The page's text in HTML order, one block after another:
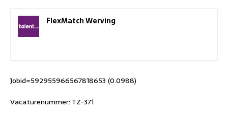
FlexMatch Werving
Jobid=592955966567818653 (0.0988)
Vacaturenummer: TZ-371